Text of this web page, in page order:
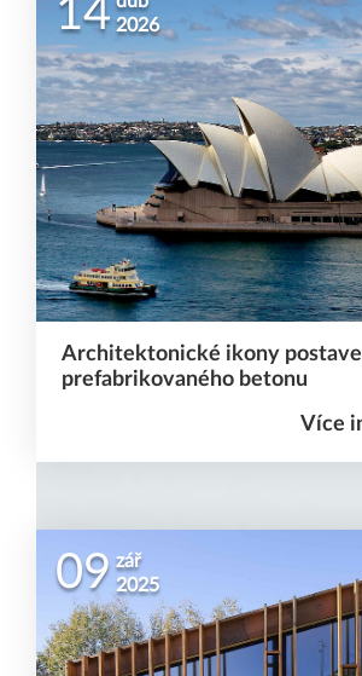
14 2026
Architektonické ikony
prefabrikovaného betonu
Více
09 zář
2025